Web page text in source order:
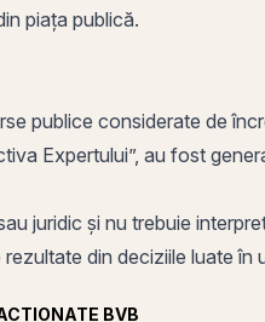
piața publică.
publice considerate de
Expertului”, au fost
juridic și nu trebuie
din deciziile luate în
BVB